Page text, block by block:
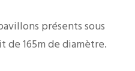
présents sous
de 165m de diamètre.